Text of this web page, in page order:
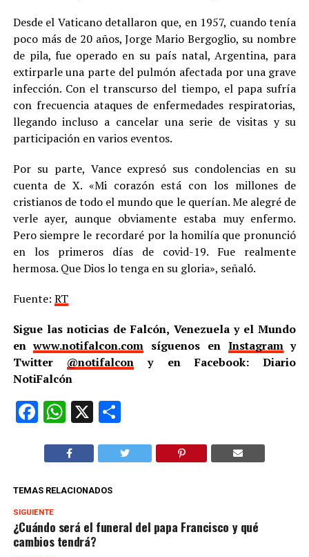
Desde el Vaticano detallaron que, en 1957, cuando tenía
poco más de 20 años, Jorge Mario Bergoglio, su nombre
de pila, fue operado en su país natal, Argentina, para
extirparle una parte del pulmón afectada por una grave
infección. Con el transcurso del tiempo, el papa sufría
con frecuencia ataques de enfermedades respiratorias,
llegando incluso a cancelar una serie de visitas y su
participación en varios eventos.
Por su parte, Vance expresó sus condolencias en su
cuenta de X. «Mi corazón está con los millones de
cristianos de todo el mundo que le querían. Me alegré de
verle ayer, aunque obviamente estaba muy enfermo.
Pero siempre le recordaré por la homilía que pronunció
en los primeros días de covid-19. Fue realmente
hermosa. Que Dios lo tenga en su gloria», señaló.
Fuente: RT
Sigue las noticias de Falcón, Venezuela y el Mundo
enwww.notifalcon.com síguenos en Instagramy
Twitter @notifalcon y en Facebook: Diario
NotiFalcón
Facebook
WhatsApp
X Compartir
TEMAS RELACIONADOS
SIGUIENTE
¿Cuándo será el funeral del papa Francisco y qué
cambios tendrá?